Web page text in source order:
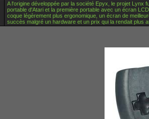
A l'origine développée par la société Epyx, le projet Lynx
portable d'Atari et la première portable avec un écran
coque légèrement plus ergonomique, un écran de
succès malgré un hardware et un prix qui la rendait plus